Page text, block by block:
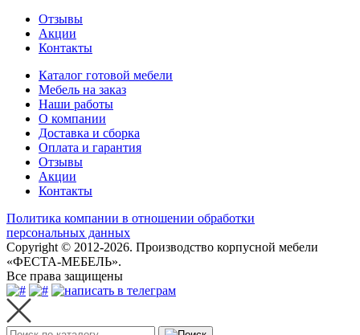
Отзывы
Акции
Контакты
Каталог готовой мебели
Мебель на заказ
Наши работы
О компании
Доставка и сборка
Оплата и гарантия
Отзывы
Акции
Контакты
Политика компании в отношении обработки
персональных данных
Copyright © 2012-2026. Производство корпусной мебели
«ФЕСТА-МЕБЕЛЬ».
Все права защищены